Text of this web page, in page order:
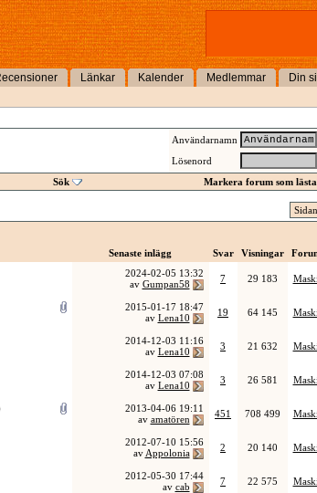
Länkar Kalender Medlemmar Din
Användarnamn
Lösenord
Sök Markera forum som lästa
Senaste inlägg Svar Visningar
2024-02-05 13:32
av Gumpan58 7 29 183
2015-01-17 18:47
av Lena10 19 64 145
2014-12-03 11:16
av Lena10 3 21 632
2014-12-03 07:08
av Lena10 3 26 581
2013-04-06 19:11
av amatören 451 708 499
2012-07-10 15:56
av Appolonia 2 20 140
2012-05-30 17:44
av cab 7 22 575